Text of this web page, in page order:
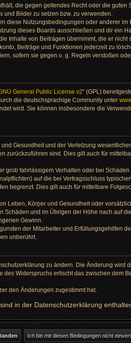
die gegen geltendes Recht oder die guten
Bilder zu setzen bzw. zu verwenden.
diese Nutzungsbedingungen oder anderer
dieses Boards ausschließen und dir ein
Inhalte von Beiträgen übernimmt, die er nicht
Beiträge und Funktionen jederzeit zu
sofern sie gegen o. g. Regeln verstoßen
General Public License v2“ (GPL)
die deutschsprachige Community unter
wird. Sie können insbesondere die
Gesundheit und der Verletzung
zurückzuführen sind. Dies gilt auch für
grob fahrlässigem Verhalten oder bei
auf die bei Vertragsschluss
begrenzt. Dies gilt auch für mittelbare
Leben, Körper und Gesundheit oder
und im Übrigen der Höhe nach auf
Gewinn.
der Mitarbeiter und Erfüllungsgehilfen
unberührt.
zu ändern. Die Änderung wird
Widerspruchs erlischt das zwischen dem
den Änderungen zugestimmt hat.
in der Datenschutzerklärung